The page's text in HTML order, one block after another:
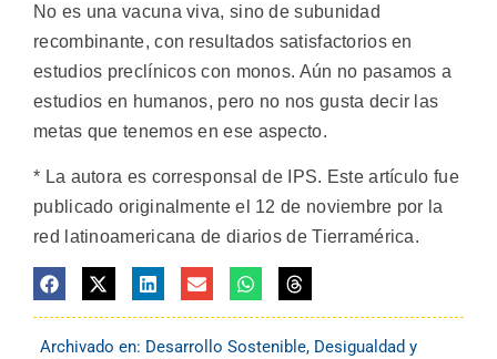
No es una vacuna viva, sino de subunidad
recombinante, con resultados satisfactorios en
estudios preclínicos con monos. Aún no pasamos a
estudios en humanos, pero no nos gusta decir las
metas que tenemos en ese aspecto.
* La autora es corresponsal de IPS. Este artículo fue
publicado originalmente el 12 de noviembre por la
red latinoamericana de diarios de Tierramérica.
Archivado en: Desarrollo Sostenible, Desigualdad y